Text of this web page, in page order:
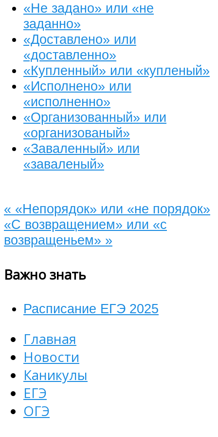
«Не задано» или «не
заданно»
«Доставлено» или
«доставленно»
«Купленный» или «купленый»
«Исполнено» или
«исполненно»
«Организованный» или
«организованый»
«Заваленный» или
«заваленый»
« «Непорядок» или «не порядок»
«С возвращением» или «с
возвращеньем» »
Важно знать
Расписание ЕГЭ 2025
Главная
Новости
Каникулы
ЕГЭ
ОГЭ